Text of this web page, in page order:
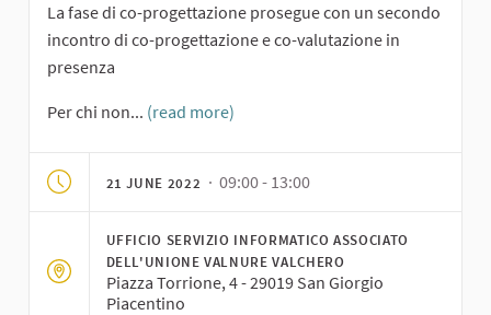
La fase di co-progettazione prosegue con un secondo
incontro di co-progettazione e co-valutazione in
presenza
Per chi non... (read more)
21 JUNE 2022 · 09:00 - 13:00
UFFICIO SERVIZIO INFORMATICO ASSOCIATO
DELL'UNIONE VALNURE VALCHERO
Piazza Torrione, 4 - 29019 San Giorgio
Piacentino